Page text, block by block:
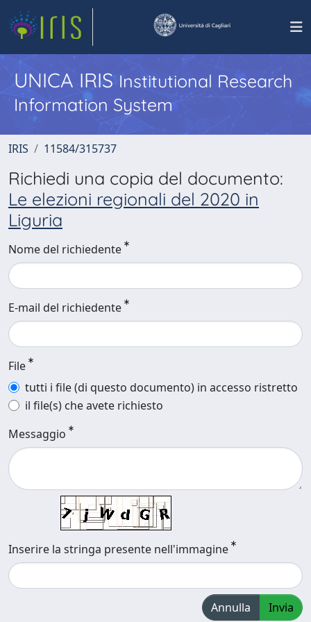
UNICA IRISInstitutional Research
Information System
IRIS 11584/315737
Richiedi una copia del documento:
Le elezioni regionali del 2020 in
Liguria
Nome del richiedente
E-mail del richiedente
File
tutti i file (di questo documento) in accesso ristretto
il file(s) che avete richiesto
Messaggio
Inserire la stringa presente nell'immagine
Annulla Invia